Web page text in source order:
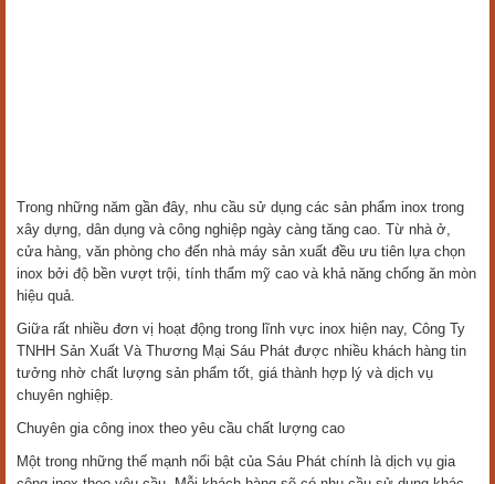
Trong những năm gần đây, nhu cầu sử dụng các sản phẩm inox trong
xây dựng, dân dụng và công nghiệp ngày càng tăng cao. Từ nhà ở,
cửa hàng, văn phòng cho đến nhà máy sản xuất đều ưu tiên lựa chọn
inox bởi độ bền vượt trội, tính thẩm mỹ cao và khả năng chống ăn mòn
hiệu quả.
Giữa rất nhiều đơn vị hoạt động trong lĩnh vực inox hiện nay, Công Ty
TNHH Sản Xuất Và Thương Mại Sáu Phát được nhiều khách hàng tin
tưởng nhờ chất lượng sản phẩm tốt, giá thành hợp lý và dịch vụ
chuyên nghiệp.
Chuyên gia công inox theo yêu cầu chất lượng cao
Một trong những thế mạnh nổi bật của Sáu Phát chính là dịch vụ gia